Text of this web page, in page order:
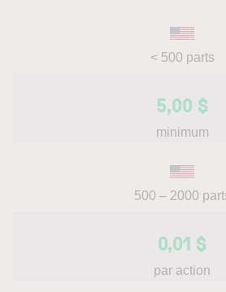
< 500 parts
5,00 $
minimum
500 – 2000
0,01 $
par action